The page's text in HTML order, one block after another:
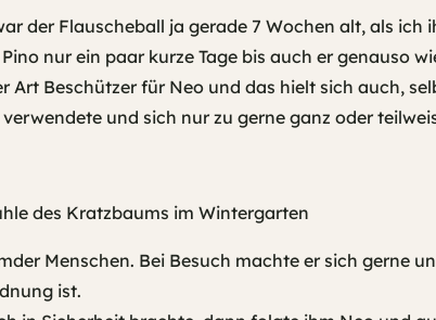
der Flauscheball ja gerade 7 Wochen alt, als ich
nur ein paar kurze Tage bis auch er genauso
Art Beschützer für Neo und das hielt sich auch,
und sich nur zu gerne ganz oder
Menschen. Bei Besuch machte er sich gerne
ist.